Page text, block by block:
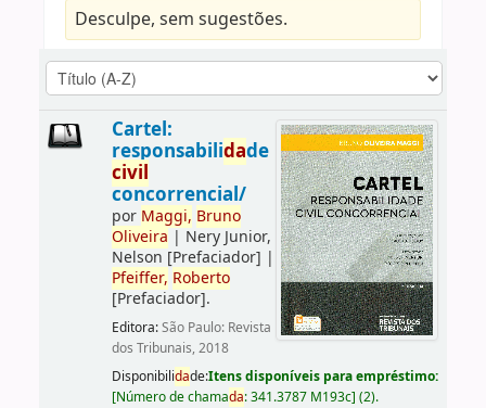
Desculpe, sem sugestões.
Cartel:
responsabilidade
civil
concorrencial/
por Maggi, Bruno
Oliveira | Nery Junior,
Nelson [Prefaciador] |
Pfeiffer, Roberto
[Prefaciador].
Editora:São Paulo: Revista
dos Tribunais, 2018
Disponibilidade:Itens disponíveis para empréstimo:
[Número de chamada:341.3787 M193c] (2).